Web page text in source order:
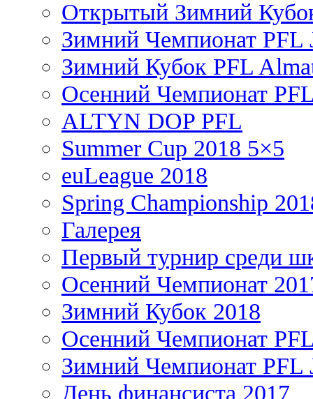
Открытый Зимний
Зимний Чемпионат PFL
Зимний Кубок PFL
Осенний Чемпионат
ALTYN DOP PFL
Summer Cup 2018 5×5
euLeague 2018
Spring Championship
Галерея
Первый турнир среди
Осенний Чемпионат
Зимний Кубок 2018
Осенний Чемпионат
Зимний Чемпионат PFL
День финансиста 2017